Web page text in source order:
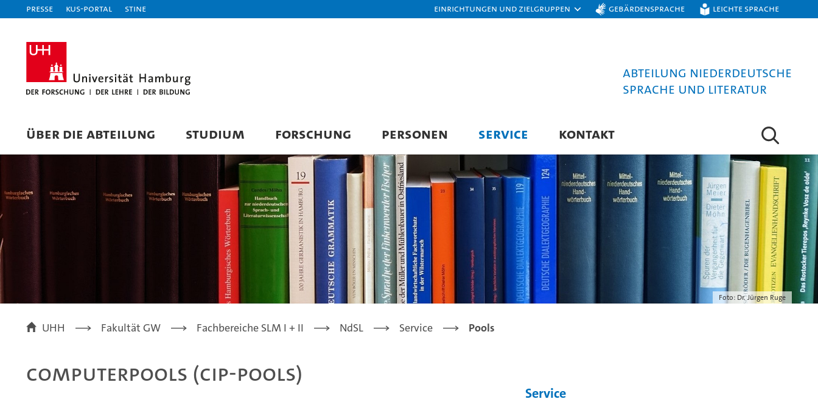
Presse KUS-Portal STiNE Einrichtungen und Zielgruppen Gebärdensprache Leichte Sprache
Abteilung Niederdeutsche
Sprache und Literatur
ÜBER DIE ABTEILUNG STUDIUM FORSCHUNG PERSONEN SERVICE KONTAKT
Foto: Dr. Jürgen Ruge
UHH Fakultät GW Fachbereiche SLM I + II NdSL Service Pools
Computerpools (CIP-Pools)
Service